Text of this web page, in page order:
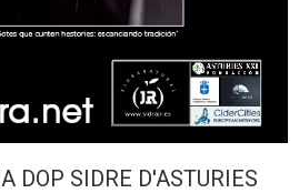
DOP SIDRE D'ASTURIES